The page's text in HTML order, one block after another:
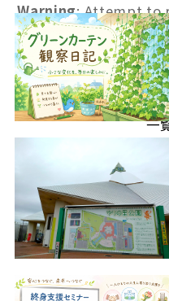
Warning: Attempt to
/home/keihatsu/
content/themes/
一